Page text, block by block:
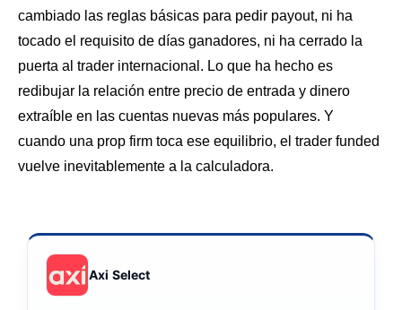
cambiado las reglas básicas para pedir payout, ni ha
tocado el requisito de días ganadores, ni ha cerrado la
puerta al trader internacional. Lo que ha hecho es
redibujar la relación entre precio de entrada y dinero
extraíble en las cuentas nuevas más populares. Y
cuando una prop firm toca ese equilibrio, el trader funded
vuelve inevitablemente a la calculadora.
Axi Select